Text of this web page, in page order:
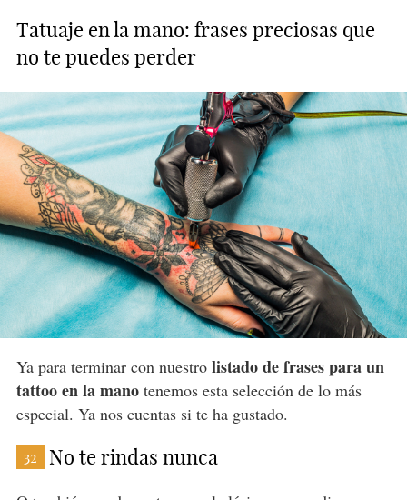
Tatuaje en la mano: frases preciosas que
no te puedes perder
Ya para terminar con nuestro listado de frases para un
tattoo en la manotenemos esta selección de lo más
especial. Ya nos cuentas si te ha gustado.
32 No te rindas nunca